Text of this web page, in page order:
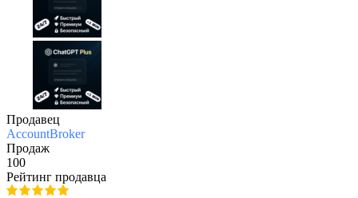
Продавец
AccountBroker
Продаж
100
Рейтинг продавца